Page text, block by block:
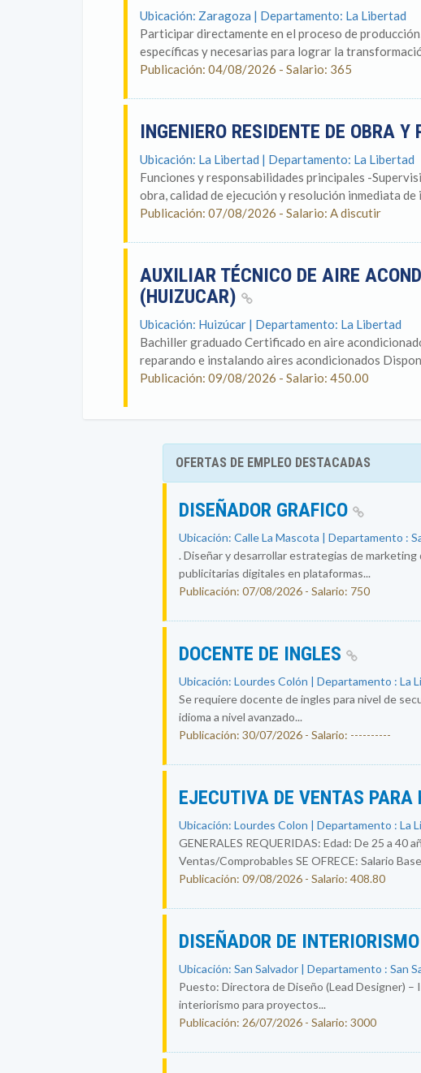
Ubicación: Zaragoza | Departamento: La Libertad
Participar directamente en el proceso de
específicas y necesarias para lograr la
Publicación: 04/08/2026 - Salario: 365
INGENIERO RESIDENTE DE OBRA Y
Ubicación: La Libertad | Departamento: La Libertad
Funciones y responsabilidades principales -
obra, calidad de ejecución y resolución inmediata
Publicación: 07/08/2026 - Salario: A discutir
AUXILIAR TÉCNICO DE AIRE
(HUIZUCAR)
Ubicación: Huizúcar | Departamento: La Libertad
Bachiller graduado Certificado en aire
reparando e instalando aires acondicionados
Publicación: 09/08/2026 - Salario: 450.00
OFERTAS DE EMPLEO DESTACADAS
DISEÑADOR GRAFICO
Ubicación: Calle La Mascota | Departamento :
. Diseñar y desarrollar estrategias de
publicitarias digitales en plataformas...
Publicación: 07/08/2026 - Salario: 750
DOCENTE DE INGLES
Ubicación: Lourdes Colón | Departamento : La
Se requiere docente de ingles para nivel de
idioma a nivel avanzado...
Publicación: 30/07/2026 - Salario: ----------
EJECUTIVA DE VENTAS PARA
Ubicación: Lourdes Colon | Departamento : La
GENERALES REQUERIDAS: Edad: De 25 a
Ventas/Comprobables SE OFRECE: Salario
Publicación: 09/08/2026 - Salario: 408.80
DISEÑADOR DE
Ubicación: San Salvador | Departamento : San
Puesto: Directora de Diseño (Lead Designer) –
interiorismo para proyectos...
Publicación: 26/07/2026 - Salario: 3000